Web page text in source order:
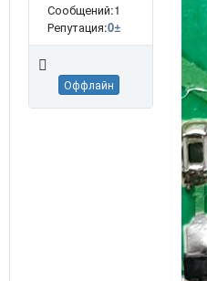
Сообщений:1
Репутация:0±
Оффлайн